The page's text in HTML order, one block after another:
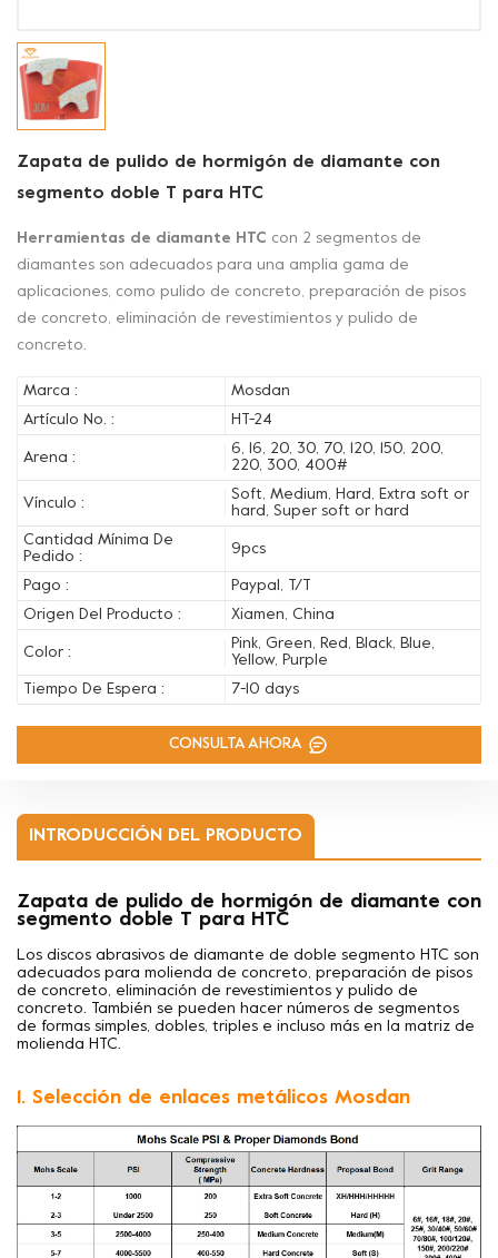
Zapata de pulido de hormigón de diamante con
segmento doble T para HTC
Herramientas de diamante HTC con 2 segmentos de
diamantes son adecuados para una amplia gama de
aplicaciones, como pulido de concreto, preparación de pisos
de concreto, eliminación de revestimientos y pulido de
concreto.
Marca :
Mosdan
Artículo No. :
HT-24
Arena :
6, 16, 20, 30, 70, 120, 150, 200,
220, 300, 400#
Vínculo :
Soft, Medium, Hard, Extra soft or
hard, Super soft or hard
Cantidad Mínima De
Pedido :
9pcs
Pago :
Paypal, T/T
Origen Del Producto :
Xiamen, China
Color :
Pink, Green, Red, Black, Blue,
Yellow, Purple
Tiempo De Espera :
7-10 days
CONSULTA AHORA
INTRODUCCIÓN DEL PRODUCTO
Zapata de pulido de hormigón de diamante con
segmento doble T para HTC
Los discos abrasivos de diamante de doble segmento HTC son
adecuados para molienda de concreto, preparación de pisos
de concreto, eliminación de revestimientos y pulido de
concreto. También se pueden hacer números de segmentos
de formas simples, dobles, triples e incluso más en la matriz de
molienda HTC.
1. Selección de enlaces metálicos Mosdan